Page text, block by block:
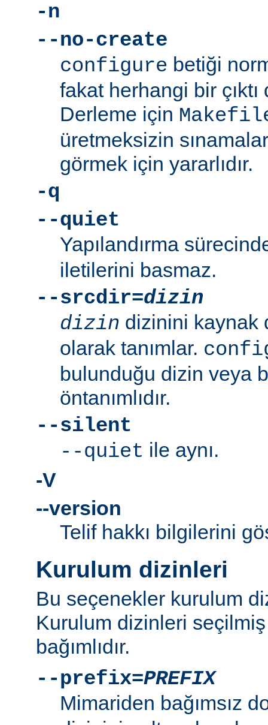
-n
--no-create
configure betiği
fakat herhangi bir
Derleme için
üretmeksizin
görmek için yararlıdır.
-q
--quiet
Yapılandırma
iletilerini basmaz.
--srcdir=dizin
dizin dizinini kaynak
olarak tanımlar.
bulunduğu dizin veya
öntanımlıdır.
--silent
--quiet ile aynı.
-V
--version
Telif hakkı bilgilerini
Kurulum dizinleri
Bu seçenekler kurulum
Kurulum dizinleri
bağımlıdır.
--prefix=PREFIX
Mimariden bağımsız